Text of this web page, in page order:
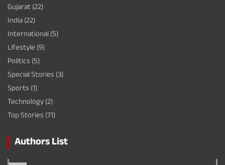
Gujarat(22)
India(22)
International(5)
Lifestyle (9)
Politics (5)
Special Stories (3)
Sports (1)
Technology(2)
Top Stories (71)
Authors List